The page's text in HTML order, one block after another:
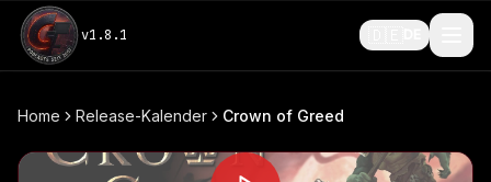
v1.8.1
Home Release-Kalender Crown of Greed